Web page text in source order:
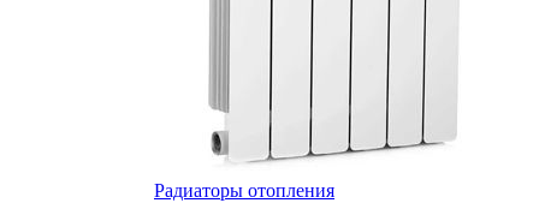
Радиаторы отопления